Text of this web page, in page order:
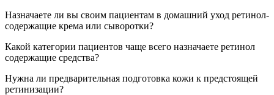
Назначаете ли вы своим пациентам в домашний уход ретинол-
содержащие крема или сыворотки?
Какой категории пациентов чаще всего назначаете ретинол
содержащие средства?
Нужна ли предварительная подготовка кожи к предстоящей
ретинизации?